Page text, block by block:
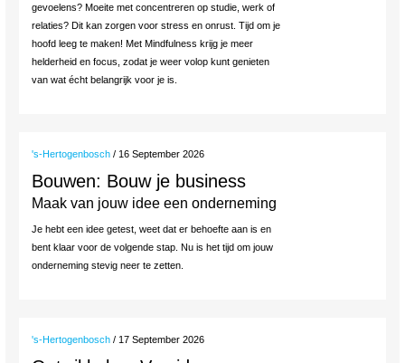
gevoelens? Moeite met concentreren op studie, werk of
relaties? Dit kan zorgen voor stress en onrust. Tijd om je
hoofd leeg te maken! Met Mindfulness krijg je meer
helderheid en focus, zodat je weer volop kunt genieten
van wat écht belangrijk voor je is.
's-Hertogenbosch / 16 September 2026
Bouwen: Bouw je business
Maak van jouw idee een onderneming
Je hebt een idee getest, weet dat er behoefte aan is en
bent klaar voor de volgende stap. Nu is het tijd om jouw
onderneming stevig neer te zetten.
's-Hertogenbosch / 17 September 2026